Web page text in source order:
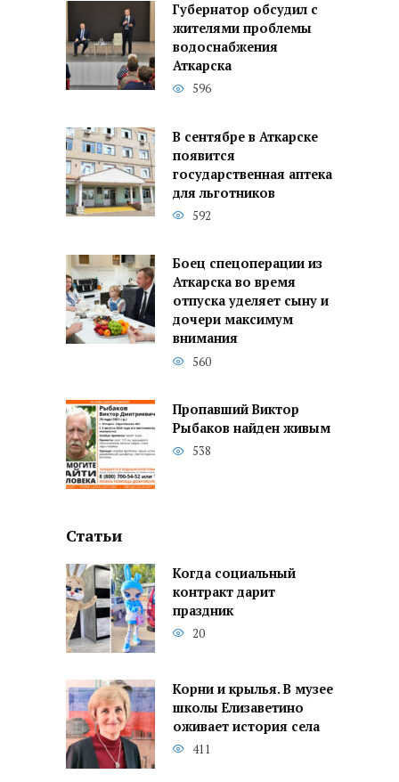
Губернатор обсудил с
жителями проблемы
водоснабжения
Аткарска
596
В сентябре в Аткарске
появится
государственная аптека
для льготников
592
Боец спецоперации из
Аткарска во время
отпуска уделяет сыну и
дочери максимум
внимания
560
Пропавший Виктор
Рыбаков найден живым
538
Статьи
Когда социальный
контракт дарит
праздник
20
Корни и крылья. В музее
школы Елизаветино
оживает история села
411